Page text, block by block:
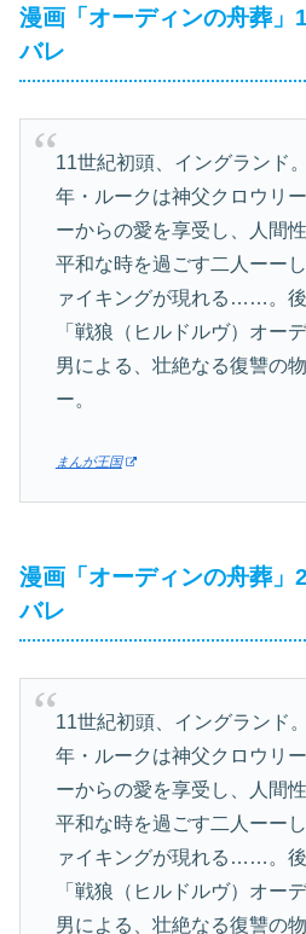
漫画「オーディンの舟葬」
バレ
11世紀初頭、イングランド
年・ルークは神父クロウリ
ーからの愛を享受し、人間
平和な時を過ごす二人ーー
ァイキングが現れる……。
「戦狼（ヒルドルヴ）オー
男による、壮絶なる復讐の
ー。
まんが王国
漫画「オーディンの舟葬」
バレ
11世紀初頭、イングランド
年・ルークは神父クロウリ
ーからの愛を享受し、人間
平和な時を過ごす二人ーー
ァイキングが現れる……。
「戦狼（ヒルドルヴ）オー
男による、壮絶なる復讐の